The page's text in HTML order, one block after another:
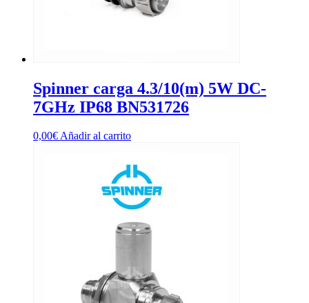
Spinner carga 4.3/10(m) 5W DC-
7GHz IP68 BN531726
0,00€Añadir al carrito